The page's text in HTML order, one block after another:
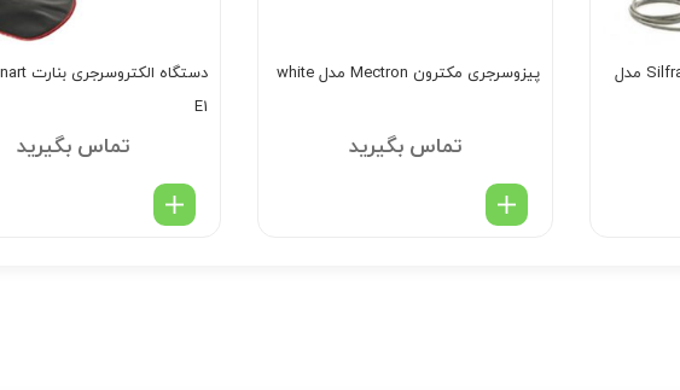
پیزو سرجری سیلفرادنت Silfradent مدل
پیزوسرجری مکترون Mectron مدل white
تماس بگیرید
E1
تماس بگیرید